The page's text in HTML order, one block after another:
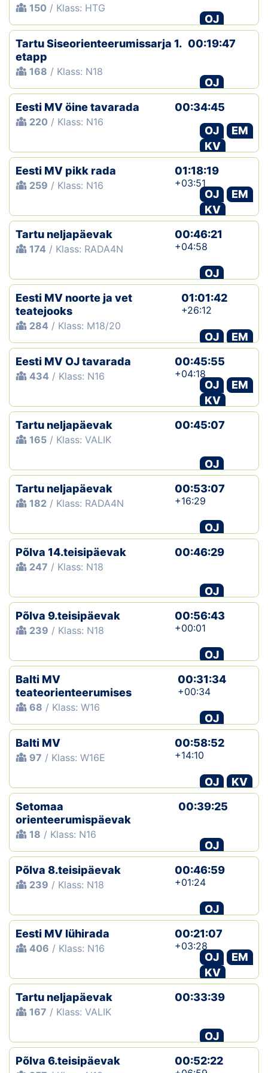
150 / Klass: HTG
OJ
Tartu Siseorienteerumissarja 1.
etapp
168 / Klass: N18
00:19:47
OJ
Eesti MV öine tavarada
220 / Klass: N16
00:34:45
OJ
EM
KV
Eesti MV pikk rada
259 / Klass: N16
01:18:19
+03:51
OJ
EM
KV
Tartu neljapäevak
174 / Klass: RADA4N
00:46:21
+04:58
OJ
Eesti MV noorte ja vet
teatejooks
284 / Klass: M18/20
01:01:42
+26:12
OJ
EM
Eesti MV OJ tavarada
434 / Klass: N16
00:45:55
+04:18
OJ
EM
KV
Tartu neljapäevak
165 / Klass: VALIK
00:45:07
OJ
Tartu neljapäevak
182 / Klass: RADA4N
00:53:07
+16:29
OJ
Põlva 14.teisipäevak
247 / Klass: N18
00:46:29
OJ
Põlva 9.teisipäevak
239 / Klass: N18
00:56:43
+00:01
OJ
Balti MV
teateorienteerumises
68 / Klass: W16
00:31:34
+00:34
OJ
Balti MV
97 / Klass: W16E
00:58:52
+14:10
OJ
KV
Setomaa
orienteerumispäevak
18 / Klass: N16
00:39:25
OJ
Põlva 8.teisipäevak
239 / Klass: N18
00:46:59
+01:24
OJ
Eesti MV lühirada
406 / Klass: N16
00:21:07
+03:28
OJ
EM
KV
Tartu neljapäevak
167 / Klass: VALIK
00:33:39
OJ
Põlva 6.teisipäevak
00:52:22